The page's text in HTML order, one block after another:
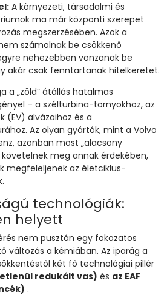
A környezeti, társadalmi és
ma már központi szerepet
megszerzésében. Azok a
számolnak be csökkenő
nehezebben vonzanak be
akár csak fenntartanak hitelkeretet.
a „zöld” átállás hatalmas
– a szélturbina-tornyokhoz, az
(EV) alvázaihoz és a
Az olyan gyártók, mint a Volvo
azonban most „alacsony
meg annak érdekében,
megfeleljenek az életciklus-
technológiák:
helyett
nem pusztán egy fokozatos
változás a kémiában. Az iparág a
két fő technológiai pillér
redukált vas) és az EAF
.